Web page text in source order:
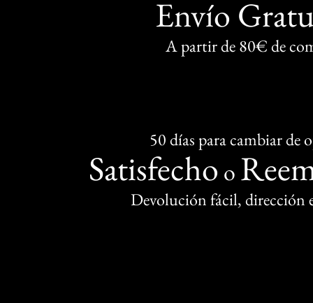
Envío
A partir de 80€ de
50 días para cambiar de
Satisfecho o
Devolución fácil, dirección